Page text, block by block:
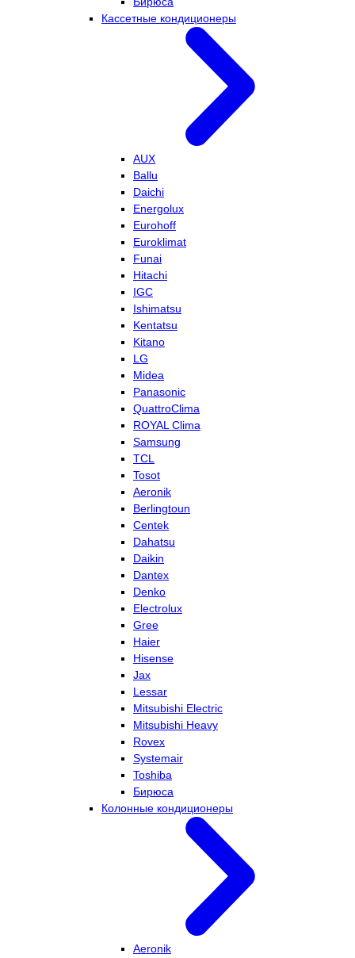
Кассетные кондиционеры
AUX
Ballu
Daichi
Energolux
Eurohoff
Euroklimat
Funai
Hitachi
IGC
Ishimatsu
Kentatsu
Kitano
LG
Midea
Panasonic
QuattroClima
ROYAL Clima
Samsung
TCL
Tosot
Aeronik
Berlingtoun
Centek
Dahatsu
Daikin
Dantex
Denko
Electrolux
Gree
Haier
Hisense
Jax
Lessar
Mitsubishi Electric
Mitsubishi Heavy
Rovex
Systemair
Toshiba
Бирюса
Колонные кондиционеры
Aeronik